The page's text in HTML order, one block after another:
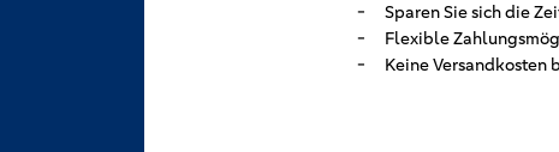
Sparen Sie sich die
Flexible
Keine Versandkosten